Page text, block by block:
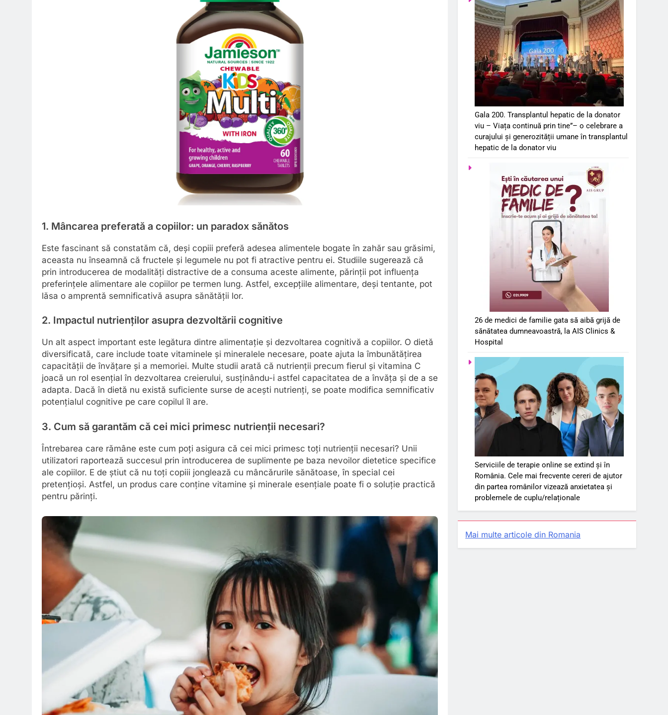
1. Mâncarea preferată a copiilor: un paradox sănătos
Este fascinant să constatăm că, deși copiii preferă adesea alimentele bogate în zahăr sau grăsimi,
aceasta nu înseamnă că fructele și legumele nu pot fi atractive pentru ei. Studiile sugerează că
prin introducerea de modalități distractive de a consuma aceste alimente, părinții pot influența
preferințele alimentare ale copiilor pe termen lung. Astfel, excepțiile alimentare, deși tentante, pot
lăsa o amprentă semnificativă asupra sănătății lor.
2. Impactul nutrienților asupra dezvoltării cognitive
Un alt aspect important este legătura dintre alimentație și dezvoltarea cognitivă a copiilor. O dietă
diversificată, care include toate vitaminele și mineralele necesare, poate ajuta la îmbunătățirea
capacității de învățare și a memoriei. Multe studii arată că nutrienții precum fierul și vitamina C
joacă un rol esențial în dezvoltarea creierului, susținându-i astfel capacitatea de a învăța și de a se
adapta. Dacă în dietă nu există suficiente surse de acești nutrienți, se poate modifica semnificativ
potențialul cognitive pe care copilul îl are.
3. Cum să garantăm că cei mici primesc nutrienții necesari?
Întrebarea care rămâne este cum poți asigura că cei mici primesc toți nutrienții necesari? Unii
utilizatori raportează succesul prin introducerea de suplimente pe baza nevoilor dietetice specifice
ale copiilor. E de știut că nu toți copiii jonglează cu mâncărurile sănătoase, în special cei
pretențioși. Astfel, un produs care conține vitamine și minerale esențiale poate fi o soluție practică
pentru părinți.
Gala 200. Transplantul hepatic de la donator
viu – Viața continuă prin tine”– o celebrare a
curajului și generozității umane în transplantul
hepatic de la donator viu
26 de medici de familie gata să aibă grijă de
sănătatea dumneavoastră, la AIS Clinics &
Hospital
Serviciile de terapie online se extind și în
România. Cele mai frecvente cereri de ajutor
din partea românilor vizează anxietatea și
problemele de cuplu/relaționale
Mai multe articole din Romania